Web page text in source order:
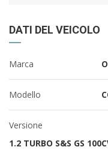
DATI DEL VEICOLO
Marca
Modello
Versione
1.2 TURBO S&S GS